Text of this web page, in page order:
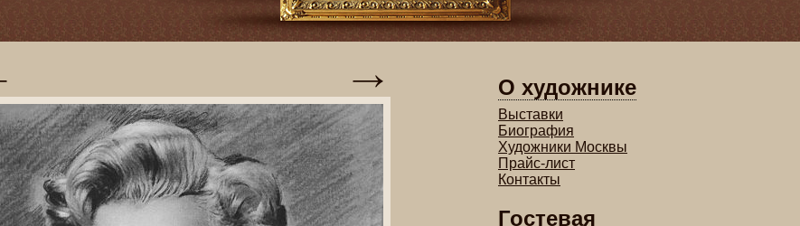
О художнике
Выставки
Биография
Художники Москвы
Прайс-лист
Контакты
Гостевая